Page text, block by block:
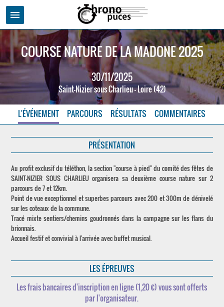
menu
COURSE NATURE DE LA MADONE 2025
30/11/2025
Saint-Nizier sous Charlieu - Loire (42)
L'ÉVÉNEMENT PARCOURS RÉSULTATS COMMENTAIRES
PRÉSENTATION
Au profit exclusif du téléthon, la section "course à pied" du comité des fêtes de
SAINT-NIZIER SOUS CHARLIEU organisera sa deuxième course nature sur 2
parcours de 7 et 12km.
Point de vue exceptionnel et superbes parcours avec 200 et 300m de dénivelé
sur les coteaux de la commune.
Tracé mixte sentiers/chemins goudronnés dans la campagne sur les flans du
brionnais.
Accueil festif et convivial à l'arrivée avec buffet musical.
LES ÉPREUVES
Les frais bancaires d'inscription en ligne (1,20 €) vous sont offerts
par l'organisateur.